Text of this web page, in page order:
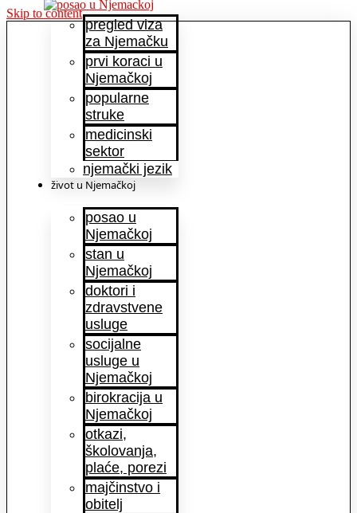
Skip to content
pregled viza
za Njemačku
prvi koraci u
Njemačkoj
popularne
struke
medicinski
sektor
njemački jezik
život u Njemačkoj
posao u
Njemačkoj
stan u
Njemačkoj
doktori i
zdravstvene
usluge
socijalne
usluge u
Njemačkoj
birokracija u
Njemačkoj
otkazi,
školovanja,
plaće, porezi
majčinstvo i
obitelj